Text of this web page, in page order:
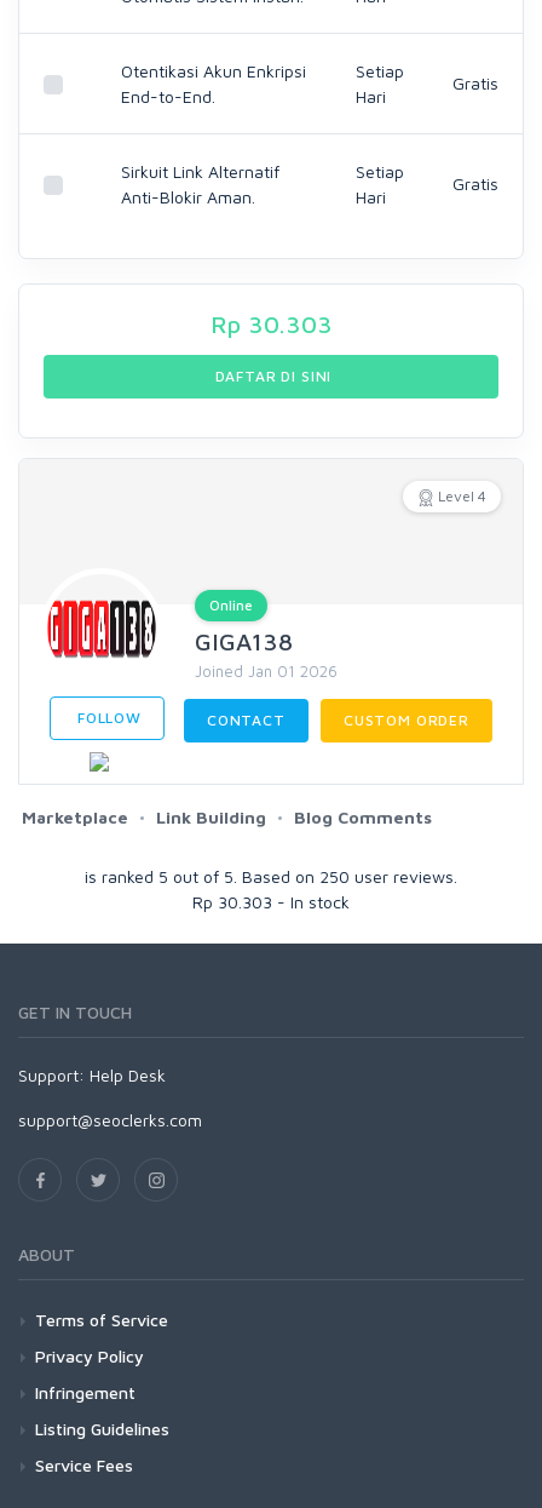
Otentikasi Akun Enkripsi
End-to-End.
Setiap
Hari
Gratis
Sirkuit Link Alternatif
Anti-Blokir Aman.
Setiap
Hari
Gratis
Rp 30.303
DAFTAR DI SINI
Level 4
Online
GIGA138
Joined Jan 01 2026
FOLLOW CONTACT CUSTOM ORDER
Marketplace Link Building Blog Comments
is ranked 5 out of 5 . Based on 250 user reviews.
Rp 30.303 - In stock
GET IN TOUCH
Support: Help Desk
support@seoclerks.com
ABOUT
Terms of Service
Privacy Policy
Infringement
Listing Guidelines
Service Fees